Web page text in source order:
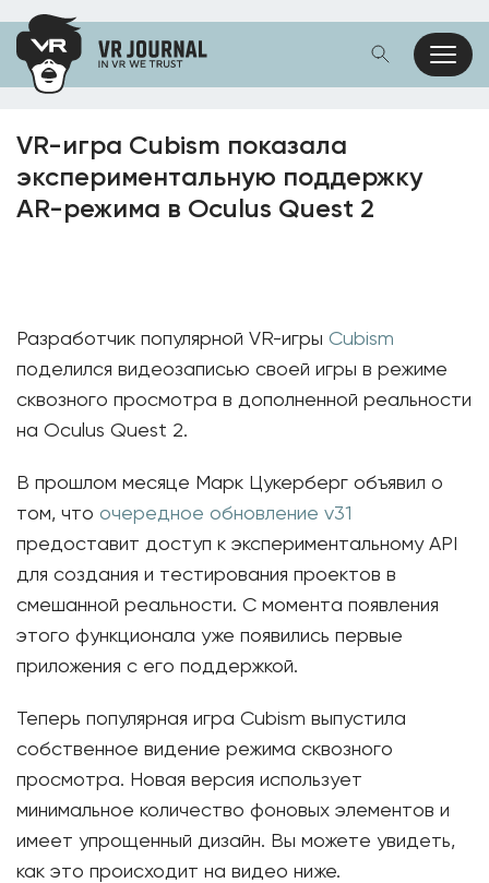
VR-игра Cubism показала
экспериментальную поддержку
AR-режима в Oculus Quest 2
Разработчик популярной VR-игры Cubism
поделился видеозаписью своей игры в режиме
сквозного просмотра в дополненной реальности
на Oculus Quest 2.
В прошлом месяце Марк Цукерберг объявил о
том, что очередное обновление v31
предоставит доступ к экспериментальному API
для создания и тестирования проектов в
смешанной реальности. С момента появления
этого функционала уже появились первые
приложения с его поддержкой.
Теперь популярная игра Cubism выпустила
собственное видение режима сквозного
просмотра. Новая версия использует
минимальное количество фоновых элементов и
имеет упрощенный дизайн. Вы можете увидеть,
как это происходит на видео ниже.